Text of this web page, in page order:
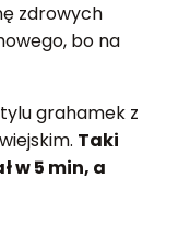
zdrowych
bo na
grahamek z
Taki
w 5 min, a